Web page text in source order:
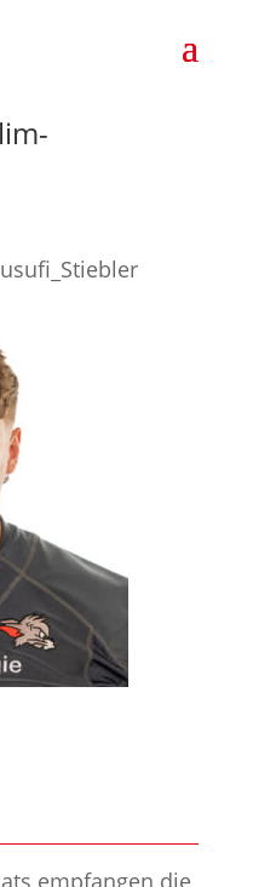
empfangen die